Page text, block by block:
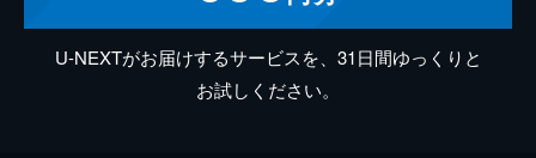
U-NEXTがお届けするサービスを、31日間ゆっくりと
お試しください。